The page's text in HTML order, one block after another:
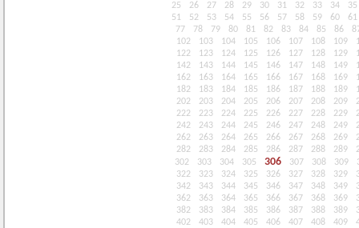
25
26 27 28 29 30 31 32 33 34
35
51
52 53 54 55 56 57 58 59 60
61
77
78 79 80 81 82 83 84 85 86
102
103 104 105 106 107 108 109
122
123 124 125 126 127 128 129
142
143 144 145 146 147 148 149
162
163 164 165 166 167 168 169
182
183 184 185 186 187 188 189
202
203 204 205 206 207 208 209
222
223 224 225 226 227 228 229
242
243 244 245 246 247 248 249
262
263 264 265 266 267 268 269
282
283 284 285 286 287 288 289
302
303 304 305 306 307 308 309
322
323 324 325 326 327 328 329
342
343 344 345 346 347 348 349
362
363 364 365 366 367 368 369
382
383 384 385 386 387 388 389
402
403 404 405 406 407 408 409